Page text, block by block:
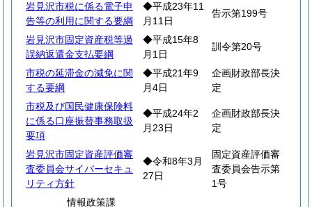
岩見沢市税に係る電子申
告等の利用に関する要綱
◆平成23年11
月11日
告示第199号
岩見沢市固定資産税等過
誤納返還金支払要綱
◆平成15年8
月1日
訓令第20号
市税の延滞金の減免に関
する要綱
◆平成21年9
月4日
企画財政部長決
定
市税及び国民健康保険料
に係る口座振替事務取扱
要項
◆平成24年2
月23日
企画財政部長決
定
岩見沢市固定資産評価審
査委員会サイバーセキュ
リティ方針
◆令和8年3月
27日
固定資産評価審
査委員会告示第
1号
情報政策課